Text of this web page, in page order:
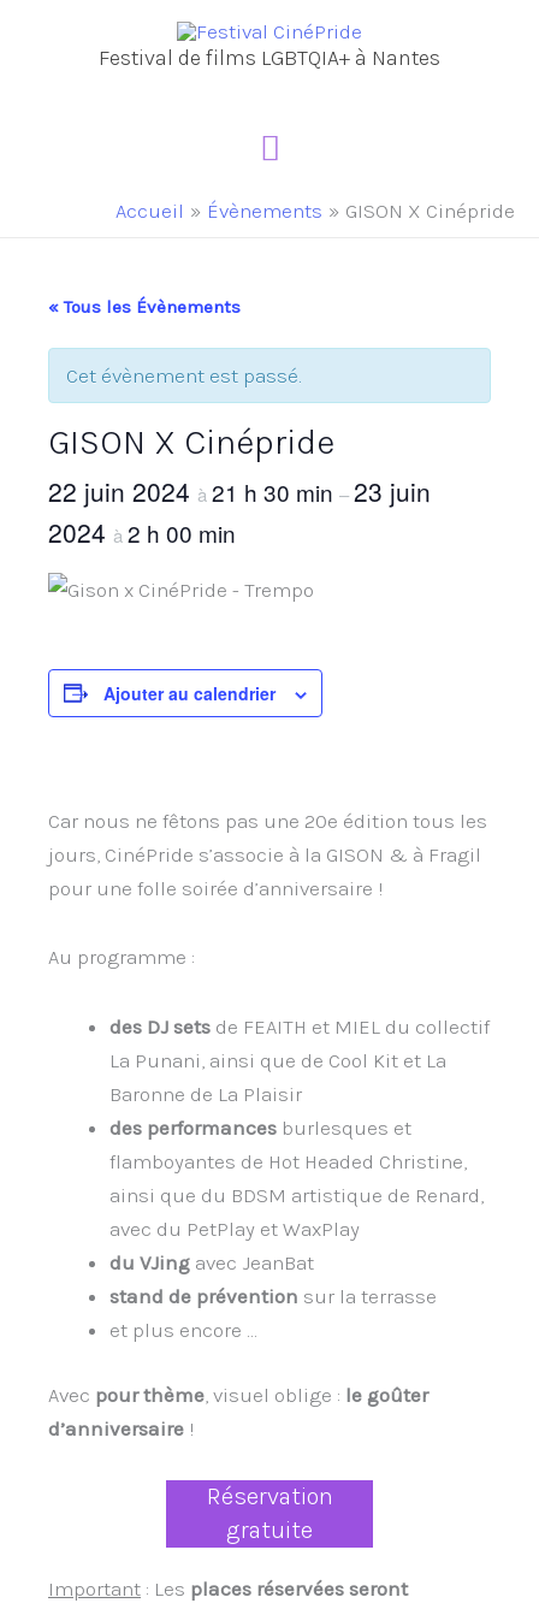
Festival de films LGBTQIA+ à Nantes
Menu
principal
Accueil Évènements GISON X Cinépride
« Tous les Évènements
Cet évènement est passé.
GISON X Cinépride
22 juin 2024 à 21 h 30 min – 23 juin
2024 à 2 h 00 min
Ajouter au calendrier
Car nous ne fêtons pas une 20e édition tous les
jours, CinéPride s’associe à la GISON & à Fragil
pour une folle soirée d’anniversaire !
Au programme :
des DJ sets de FEAITH et MIEL du collectif
La Punani, ainsi que de Cool Kit et La
Baronne de La Plaisir
des performances burlesques et
flamboyantes de Hot Headed Christine,
ainsi que du BDSM artistique de Renard,
avec du PetPlay et WaxPlay
du VJing avec JeanBat
stand de prévention sur la terrasse
et plus encore …
Avec pour thème , visuel oblige : le goûter
d’anniversaire !
Réservation
gratuite
Important : Les places réservées seront